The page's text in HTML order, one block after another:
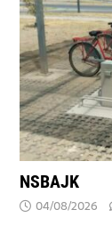
NSBAJK
04/08/2026